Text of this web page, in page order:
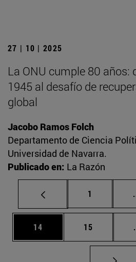
27 | 10 | 2025
La ONU cumple 80 años:
1945 al desafío de
global
Jacobo Ramos Folch
Departamento de Ciencia
Universidad de Navarra.
Publicado en: La Razón
Página
1
Página
14 Página
15